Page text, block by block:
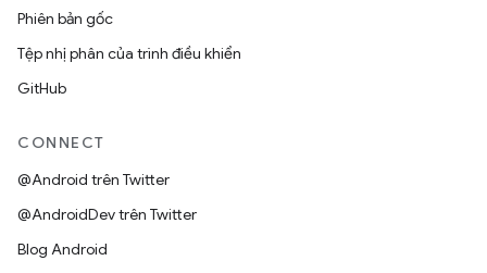
Phiên bản gốc
Tệp nhị phân của trình điều khiển
GitHub
CONNECT
@Android trên Twitter
@AndroidDev trên Twitter
Blog Android